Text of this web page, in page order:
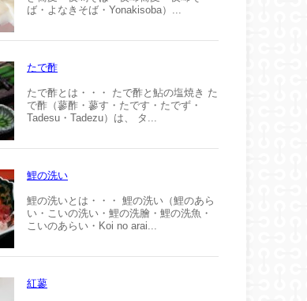
ば・よなきそば・Yonakisoba）...
たで酢
たで酢とは・・・ たで酢と鮎の塩焼き た
で酢（蓼酢・蓼す・たです・たでず・
Tadesu・Tadezu）は、 タ...
鯉の洗い
鯉の洗いとは・・・ 鯉の洗い（鯉のあら
い・こいの洗い・鯉の洗膾・鯉の洗魚・
こいのあらい・Koi no arai...
紅蓼